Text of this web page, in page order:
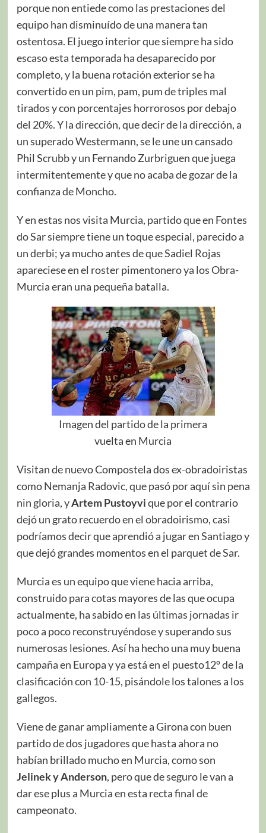
porque non entiede como las prestaciones del
equipo han disminuído de una manera tan
ostentosa. El juego interior que siempre ha sido
escaso esta temporada ha desaparecido por
completo, y la buena rotación exterior se ha
convertido en un pim, pam, pum de triples mal
tirados y con porcentajes horrorosos por debajo
del 20%. Y la dirección, que decir de la dirección, a
un superado Westermann, se le une un cansado
Phil Scrubb y un Fernando Zurbriguen que juega
intermitentemente y que no acaba de gozar de la
confianza de Moncho.
Y en estas nos visita Murcia, partido que en Fontes
do Sar siempre tiene un toque especial, parecido a
un derbi; ya mucho antes de que Sadiel Rojas
apareciese en el roster pimentonero ya los Obra-
Murcia eran una pequeña batalla.
Imagen del partido de la primera
vuelta en Murcia
Visitan de nuevo Compostela dos ex-obradoiristas
como Nemanja Radovic, que pasó por aquí sin pena
nin gloria, yArtem Pustoyvique por el contrario
dejó un grato recuerdo en el obradoirismo, casi
podríamos decir que aprendió a jugar en Santiago y
que dejó grandes momentos en el parquet de Sar.
Murcia es un equipo que viene hacia arriba,
construido para cotas mayores de las que ocupa
actualmente, ha sabido en las últimas jornadas ir
poco a poco reconstruyéndose y superando sus
numerosas lesiones. Así ha hecho una muy buena
campaña en Europa y ya está en el puesto12º de la
clasificación con 10-15, pisándole los talones a los
gallegos.
Viene de ganar ampliamente a Girona con buen
partido de dos jugadores que hasta ahora no
habían brillado mucho en Murcia, como son
Jelinek y Anderson, pero que de seguro le van a
dar ese plus a Murcia en esta recta final de
campeonato.